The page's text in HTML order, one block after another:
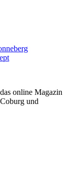
online Magazin
und